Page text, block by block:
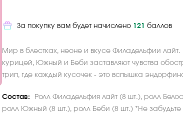
За покупку вам будет начислено 121 баллов
Мир в блестках, неоне и вкусе Филадельфии
курицей, Южный и Беби заставляют чувства
трип, где каждый кусочек - это вспышка
Состав:
Ролл Филадельфия лайт (8 шт.), ролл
ролл Южный (8 шт.), ролл Беби (8 шт.) *Не